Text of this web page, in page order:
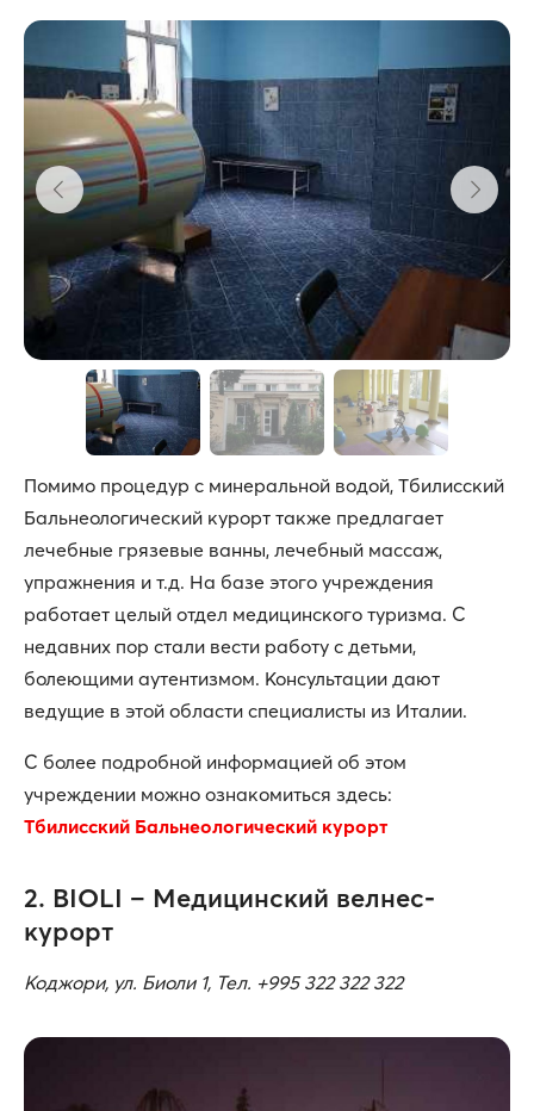
Помимо процедур с минеральной водой, Тбилисский
Бальнеологический курорт также предлагает
лечебные грязевые ванны, лечебный массаж,
упражнения и т.д. На базе этого учреждения
работает целый отдел медицинского туризма. С
недавних пор стали вести работу с детьми,
болеющими аутентизмом. Консультации дают
ведущие в этой области специалисты из Италии.
С более подробной информацией об этом
учреждении можно ознакомиться здесь:
Тбилисский Бальнеологический курорт
2. BIOLI – Медицинский велнес-
курорт
Коджори, ул. Биоли 1, Тел. +995 322 322 322